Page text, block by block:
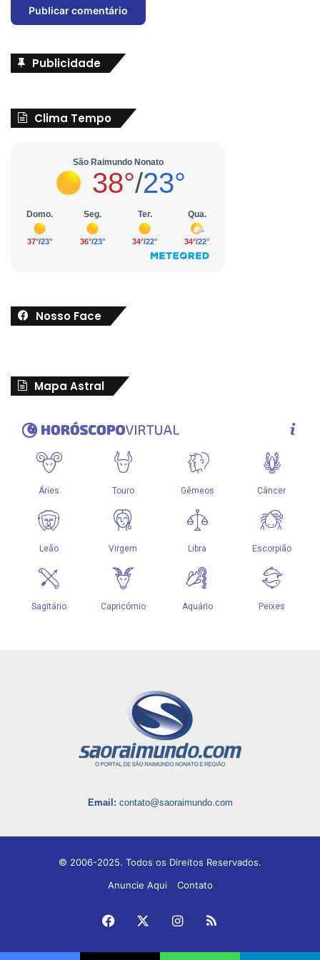
Publicidade
Clima Tempo
Nosso Face
Mapa Astral
Email: contato@saoraimundo.com
© 2006-2025. Todos os Direitos Reservados.
Anuncie Aqui
Contato
Facebook Instagram
RSS